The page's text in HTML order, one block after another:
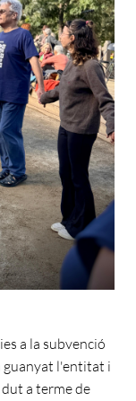
a la subvenció
guanyat l'entitat i
a terme de